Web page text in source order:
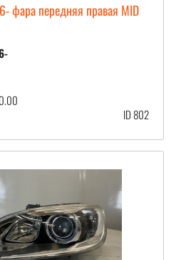
фара передняя правая MID
ID 802